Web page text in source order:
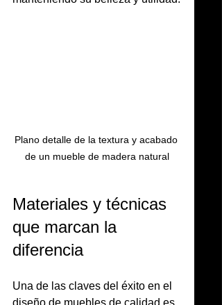
Plano detalle de la textura y acabado
de un mueble de madera natural
Materiales y técnicas
que marcan la
diferencia
Una de las claves del éxito en el
diseño de muebles de calidad es